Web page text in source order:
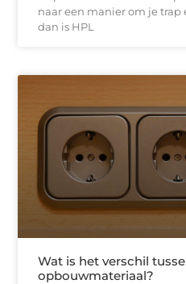
naar een manier om je trap
dan is HPL
Wat is het verschil
opbouwmateriaal?